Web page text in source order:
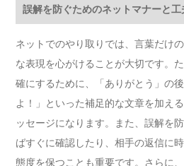
誤解を防ぐためのネットマナーと工
ネットでのやり取りでは、言葉だけ
な表現を心がけることが大切です。
確にするために、「ありがとう」の
よ！」といった補足的な文章を加え
ッセージになります。また、誤解を
ばすぐに確認したり、相手の返信に
態度を保つことも重要です。さらに